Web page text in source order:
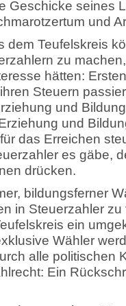
Geschicke seines
und
dem Teufelskreis
zu
hätten:
Steuern
und
und
das Erreichen
es gäbe,
drücken.
bildungsferner
in Steuerzahler
ein
Wähler
alle politischen
Ein